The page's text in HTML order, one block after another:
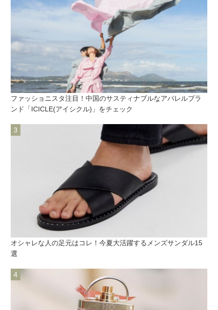
ファッショニスタ注目！中国のサスティナブルなアパレルブラ
ンド「ICICLE(アイシクル)」をチェック
オシャレな人の足元はコレ！今夏大活躍するメンズサンダル15
選